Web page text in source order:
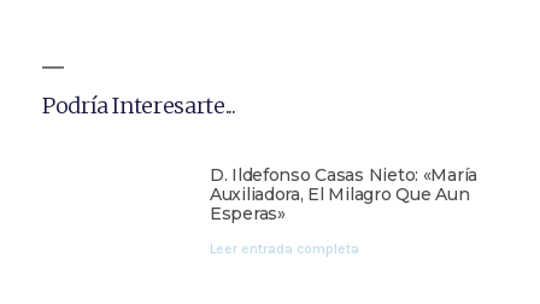
Podría Interesarte...
D. Ildefonso Casas Nieto: «María
Auxiliadora, El Milagro Que Aun
Esperas»
Leer entrada completa